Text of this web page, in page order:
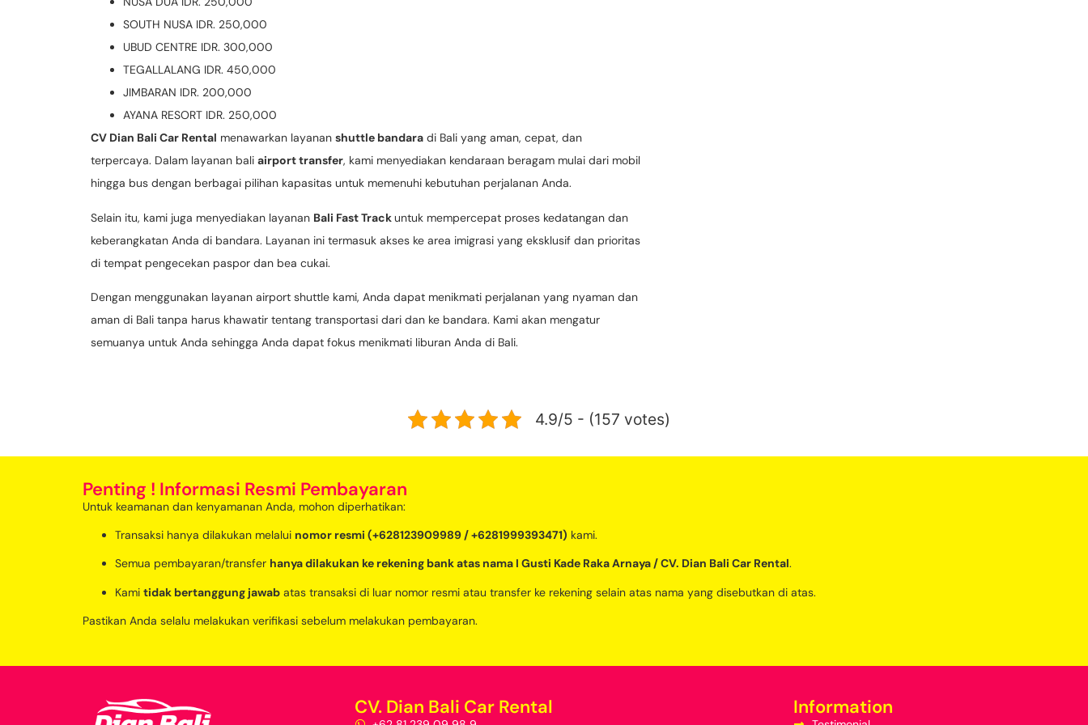
SOUTH NUSA IDR. 250,000
UBUD CENTRE IDR. 300,000
TEGALLALANG IDR. 450,000
JIMBARAN IDR. 200,000
AYANA RESORT IDR. 250,000
CV Dian Bali Car Rental menawarkan layanan shuttle bandara di Bali yang aman, cepat, dan
terpercaya. Dalam layanan bali airport transfer, kami menyediakan kendaraan beragam mulai dari mobil
hingga bus dengan berbagai pilihan kapasitas untuk memenuhi kebutuhan perjalanan Anda.
Selain itu, kami juga menyediakan layanan Bali Fast Trackuntuk mempercepat proses kedatangan dan
keberangkatan Anda di bandara. Layanan ini termasuk akses ke area imigrasi yang eksklusif dan prioritas
di tempat pengecekan paspor dan bea cukai.
Dengan menggunakan layanan airport shuttle kami, Anda dapat menikmati perjalanan yang nyaman dan
aman di Bali tanpa harus khawatir tentang transportasi dari dan ke bandara. Kami akan mengatur
semuanya untuk Anda sehingga Anda dapat fokus menikmati liburan Anda di Bali.
4.9/5 - (157 votes)
Penting ! Informasi Resmi Pembayaran
Untuk keamanan dan kenyamanan Anda, mohon diperhatikan:
Transaksi hanya dilakukan melalui nomor resmi (+628123909989 / +6281999393471) kami.
Semua pembayaran/transfer hanya dilakukan ke rekening bank atas nama I Gusti Kade Raka Arnaya / CV. Dian Bali Car Rental.
Kami tidak bertanggung jawab atas transaksi di luar nomor resmi atau transfer ke rekening selain atas nama yang disebutkan di atas.
Pastikan Anda selalu melakukan verifikasi sebelum melakukan pembayaran.
CV. Dian Bali Car Rental Information